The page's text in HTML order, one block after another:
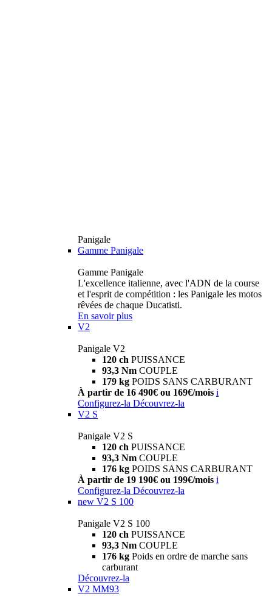
Panigale
Gamme Panigale
Gamme Panigale
L'excellence italienne, avec l'ADN de la course
et l'esprit de compétition : les Panigale les motos
rêvées de chaque Ducatisti.
En savoir plus
V2
Panigale V2
120 ch PUISSANCE
93,3 Nm COUPLE
179 kg POIDS SANS CARBURANT
À partir de 16 490€ ou 169€/mois i
Configurez-la Découvrez-la
V2 S
Panigale V2 S
120 ch PUISSANCE
93,3 Nm COUPLE
176 kg POIDS SANS CARBURANT
À partir de 19 190€ ou 199€/mois i
Configurez-la Découvrez-la
new V2 S 100
Panigale V2 S 100
120 ch PUISSANCE
93,3 Nm COUPLE
176 kg Poids en ordre de marche sans
carburant
Découvrez-la
V2 MM93